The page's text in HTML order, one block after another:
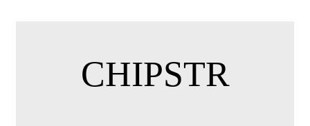
CHIPSTR